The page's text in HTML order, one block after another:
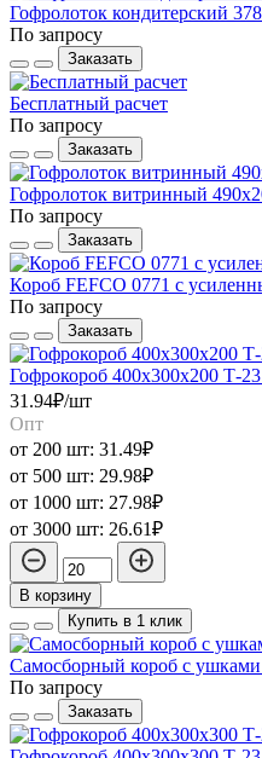
Гофролоток кондитерский
По запросу
Заказать
Бесплатный расчет
По запросу
Заказать
Гофролоток витринный
По запросу
Заказать
Короб FEFCO 0771 с
По запросу
Заказать
Гофрокороб 400х300х200 Т-
31.94₽/шт
Опт
от 200 шт: 31.49₽
от 500 шт: 29.98₽
от 1000 шт: 27.98₽
от 3000 шт: 26.61₽
В корзину
Купить в 1 клик
Самосборный короб с
По запросу
Заказать